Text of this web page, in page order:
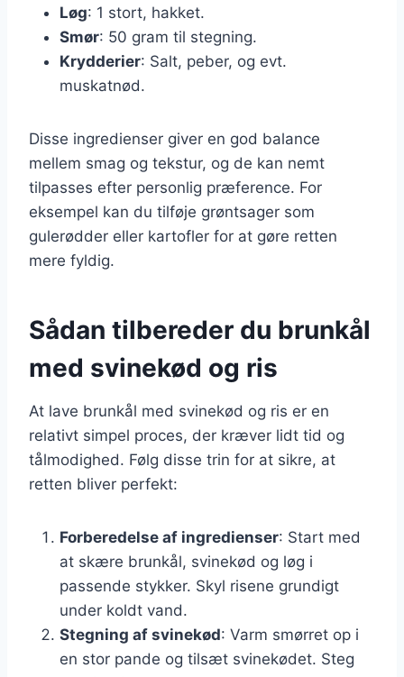
Løg: 1 stort, hakket.
Smør: 50 gram til stegning.
Krydderier: Salt, peber, og evt.
muskatnød.
Disse ingredienser giver en god balance
mellem smag og tekstur, og de kan nemt
tilpasses efter personlig præference. For
eksempel kan du tilføje grøntsager som
gulerødder eller kartofler for at gøre retten
mere fyldig.
Sådan tilbereder du brunkål
med svinekød og ris
At lave brunkål med svinekød og ris er en
relativt simpel proces, der kræver lidt tid og
tålmodighed. Følg disse trin for at sikre, at
retten bliver perfekt:
Forberedelse af ingredienser: Start med
at skære brunkål, svinekød og løg i
passende stykker. Skyl risene grundigt
under koldt vand.
Stegning af svinekød: Varm smørret op i
en stor pande og tilsæt svinekødet. Steg